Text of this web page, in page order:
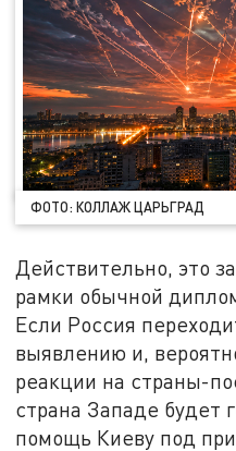
ФОТО: КОЛЛАЖ ЦАРЬГРАД
Действительно, это
рамки обычной
Если Россия
выявлению и,
реакции на страны-
страна Западе будет
помощь Киеву под